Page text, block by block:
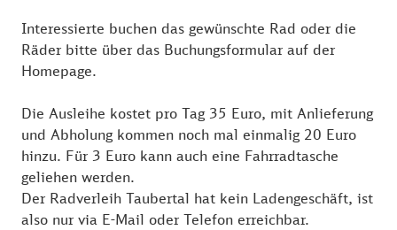
Interessierte buchen das gewünschte Rad oder die
Räder bitte über das Buchungsformular auf der
Homepage.
Die Ausleihe kostet pro Tag 35 Euro, mit Anlieferung
und Abholung kommen noch mal einmalig 20 Euro
hinzu. Für 3 Euro kann auch eine Fahrradtasche
geliehen werden.
Der Radverleih Taubertal hat kein Ladengeschäft, ist
also nur via E-Mail oder Telefon erreichbar.